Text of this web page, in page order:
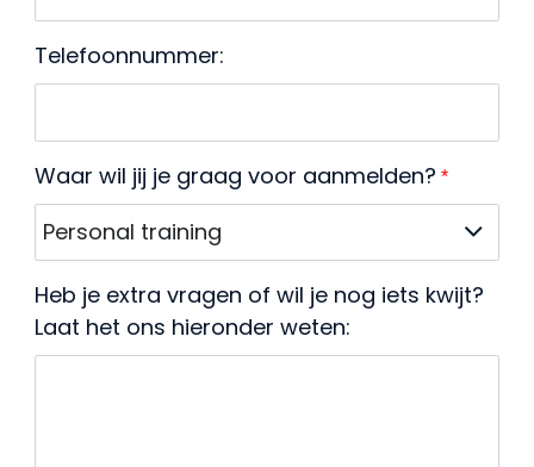
Telefoonnummer:
Waar wil jij je graag voor aanmelden? *
Heb je extra vragen of wil je nog iets kwijt?
Laat het ons hieronder weten: